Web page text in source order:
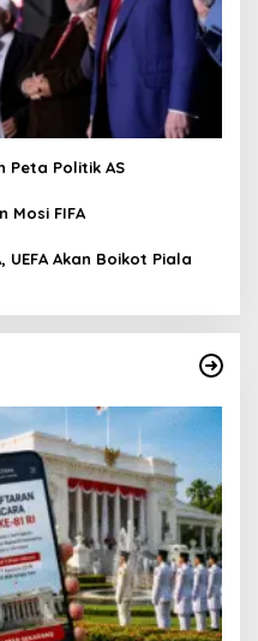
Peta Politik AS
Mosi FIFA
Akan Boikot Piala